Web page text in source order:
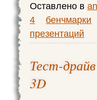
Оставлено в
4
бенчмарки
презентаций
Тест-
3D